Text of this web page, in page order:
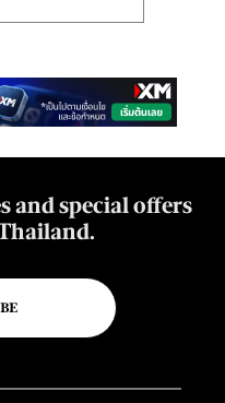
and special offers